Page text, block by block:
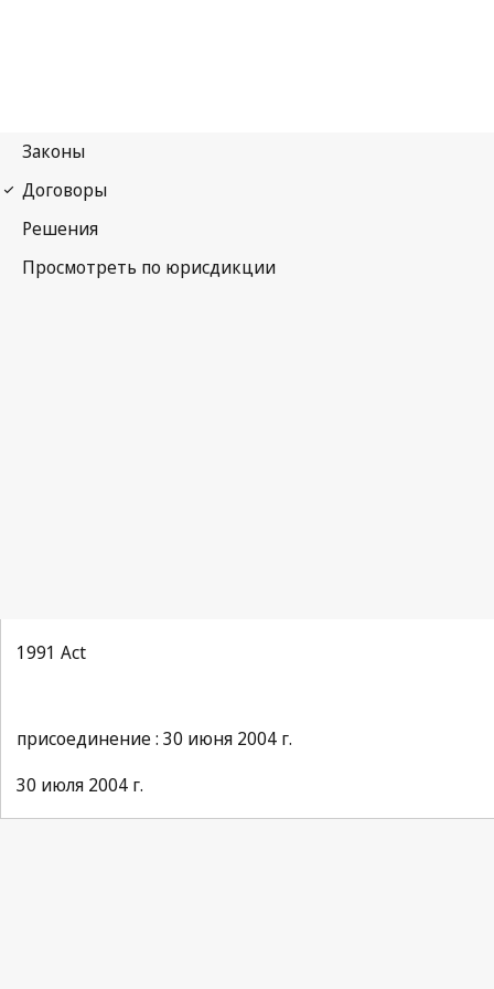
1991 Act
присоединение : 30 июня 2004 г.
30 июля 2004 г.